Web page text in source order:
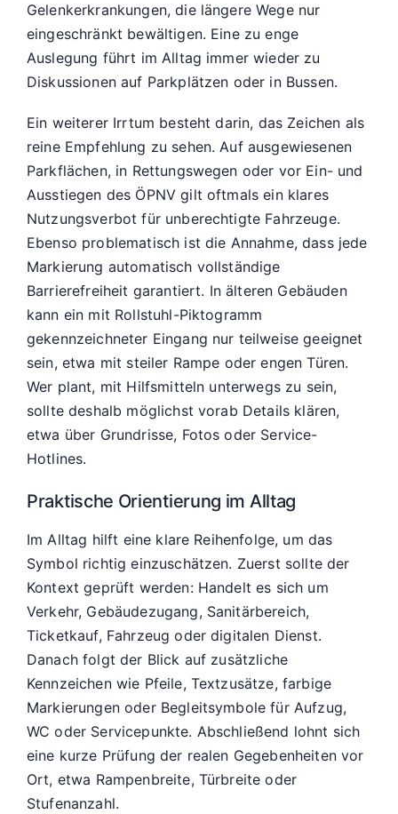
Gelenkerkrankungen, die längere Wege nur
eingeschränkt bewältigen. Eine zu enge
Auslegung führt im Alltag immer wieder zu
Diskussionen auf Parkplätzen oder in Bussen.
Ein weiterer Irrtum besteht darin, das Zeichen als
reine Empfehlung zu sehen. Auf ausgewiesenen
Parkflächen, in Rettungswegen oder vor Ein- und
Ausstiegen des ÖPNV gilt oftmals ein klares
Nutzungsverbot für unberechtigte Fahrzeuge.
Ebenso problematisch ist die Annahme, dass jede
Markierung automatisch vollständige
Barrierefreiheit garantiert. In älteren Gebäuden
kann ein mit Rollstuhl-Piktogramm
gekennzeichneter Eingang nur teilweise geeignet
sein, etwa mit steiler Rampe oder engen Türen.
Wer plant, mit Hilfsmitteln unterwegs zu sein,
sollte deshalb möglichst vorab Details klären,
etwa über Grundrisse, Fotos oder Service-
Hotlines.
Praktische Orientierung im Alltag
Im Alltag hilft eine klare Reihenfolge, um das
Symbol richtig einzuschätzen. Zuerst sollte der
Kontext geprüft werden: Handelt es sich um
Verkehr, Gebäudezugang, Sanitärbereich,
Ticketkauf, Fahrzeug oder digitalen Dienst.
Danach folgt der Blick auf zusätzliche
Kennzeichen wie Pfeile, Textzusätze, farbige
Markierungen oder Begleitsymbole für Aufzug,
WC oder Servicepunkte. Abschließend lohnt sich
eine kurze Prüfung der realen Gegebenheiten vor
Ort, etwa Rampenbreite, Türbreite oder
Stufenanzahl.